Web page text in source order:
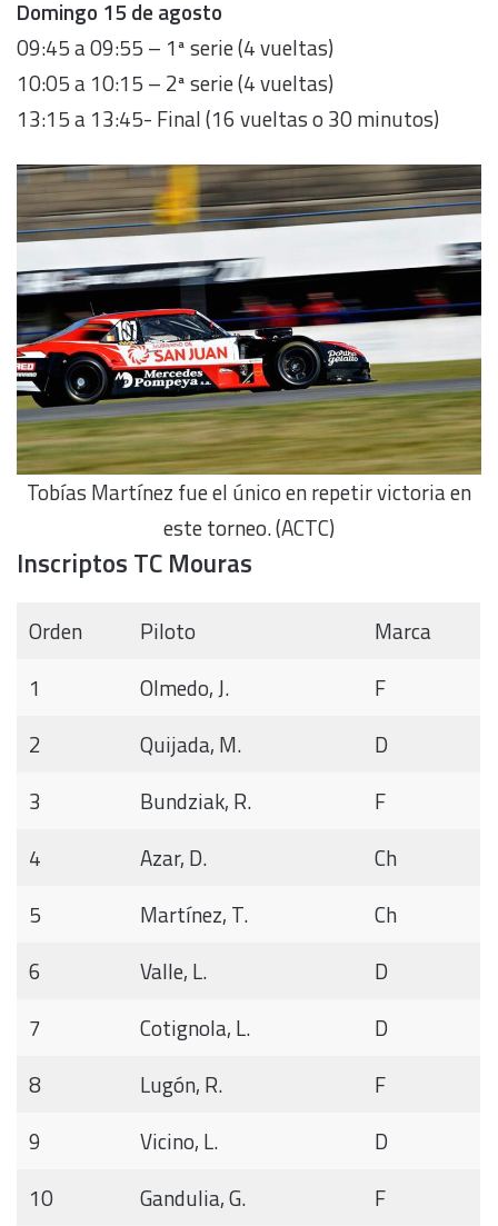
Domingo 15 de agosto
09:45 a 09:55 – 1ª serie (4 vueltas)
10:05 a 10:15 – 2ª serie (4 vueltas)
13:15 a 13:45- Final (16 vueltas o 30 minutos)
Tobías Martínez fue el único en repetir victoria en
este torneo. (ACTC)
Inscriptos TC Mouras
Orden Piloto
Marca
1
Olmedo, J.
F
2
Quijada, M.
D
3
Bundziak, R.
F
4
Azar, D.
Ch
5
Martínez, T.
Ch
6
Valle, L.
D
7
Cotignola, L.
D
8
Lugón, R.
F
9
Vicino, L.
D
10
Gandulia, G.
F